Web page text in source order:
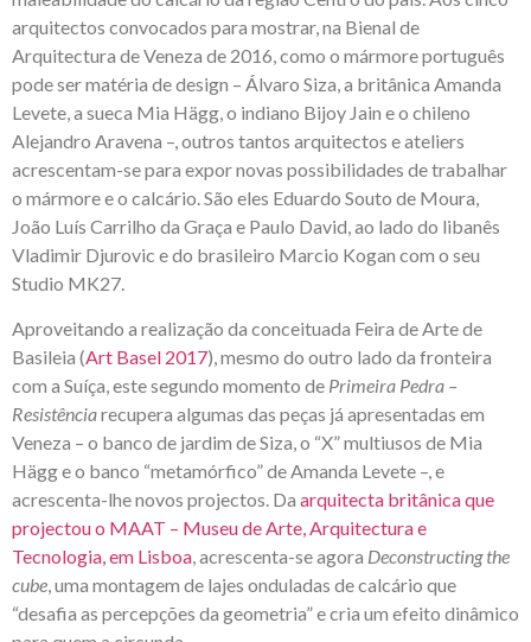
arquitectos convocados para mostrar, na Bienal de
Arquitectura de Veneza de 2016, como o mármore português
pode ser matéria de design – Álvaro Siza, a britânica Amanda
Levete, a sueca Mia Hägg, o indiano Bijoy Jain e o chileno
Alejandro Aravena –, outros tantos arquitectos e ateliers
acrescentam-se para expor novas possibilidades de trabalhar
o mármore e o calcário. São eles Eduardo Souto de Moura,
João Luís Carrilho da Graça e Paulo David, ao lado do libanês
Vladimir Djurovic e do brasileiro Marcio Kogan com o seu
Studio MK27.
Aproveitando a realização da conceituada Feira de Arte de
Basileia (Art Basel 2017), mesmo do outro lado da fronteira
com a Suíça, este segundo momento de Primeira Pedra –
Resistênciarecupera algumas das peças já apresentadas em
Veneza – o banco de jardim de Siza, o “X” multiusos de Mia
Hägg e o banco “metamórfico” de Amanda Levete –, e
acrescenta-lhe novos projectos. Da arquitecta britânica que
projectou o MAAT – Museu de Arte, Arquitectura e
Tecnologia, em Lisboa, acrescenta-se agora Deconstructing the
cube, uma montagem de lajes onduladas de calcário que
“desafia as percepções da geometria” e cria um efeito dinâmico